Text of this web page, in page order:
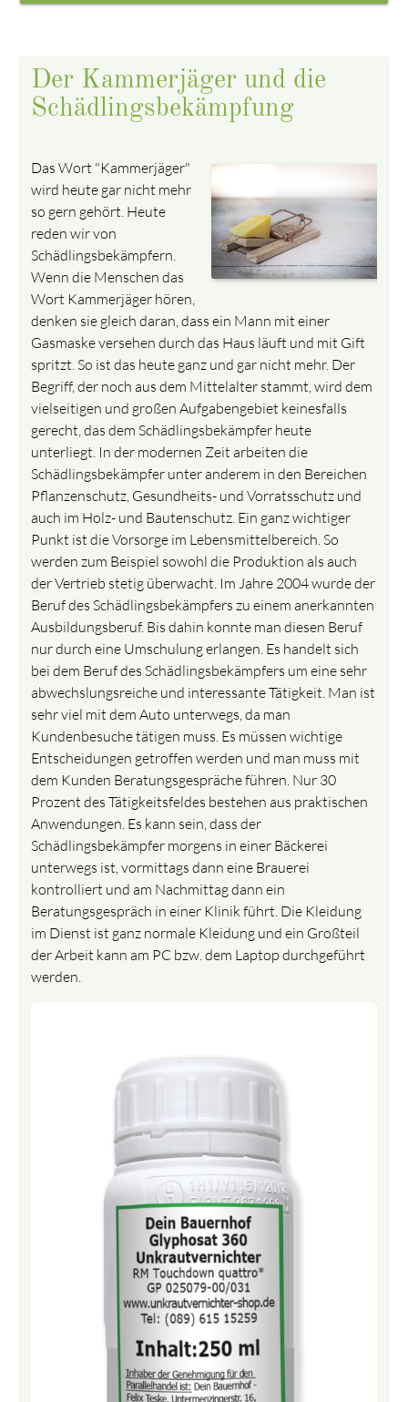
Der Kammerjäger und die
Schädlingsbekämpfung
Das Wort "Kammerjäger"
wird heute gar nicht mehr
so gern gehört. Heute
reden wir von
Schädlingsbekämpfern.
Wenn die Menschen das
Wort Kammerjäger hören,
denken sie gleich daran, dass ein Mann mit einer
Gasmaske versehen durch das Haus läuft und mit Gift
spritzt. So ist das heute ganz und gar nicht mehr. Der
Begriff, der noch aus dem Mittelalter stammt, wird dem
vielseitigen und großen Aufgabengebiet keinesfalls
gerecht, das dem Schädlingsbekämpfer heute
unterliegt. In der modernen Zeit arbeiten die
Schädlingsbekämpfer unter anderem in den Bereichen
Pflanzenschutz, Gesundheits- und Vorratsschutz und
auch im Holz- und Bautenschutz. Ein ganz wichtiger
Punkt ist die Vorsorge im Lebensmittelbereich. So
werden zum Beispiel sowohl die Produktion als auch
der Vertrieb stetig überwacht. Im Jahre 2004 wurde der
Beruf des Schädlingsbekämpfers zu einem anerkannten
Ausbildungsberuf. Bis dahin konnte man diesen Beruf
nur durch eine Umschulung erlangen. Es handelt sich
bei dem Beruf des Schädlingsbekämpfers um eine sehr
abwechslungsreiche und interessante Tätigkeit. Man ist
sehr viel mit dem Auto unterwegs, da man
Kundenbesuche tätigen muss. Es müssen wichtige
Entscheidungen getroffen werden und man muss mit
dem Kunden Beratungsgespräche führen. Nur 30
Prozent des Tätigkeitsfeldes bestehen aus praktischen
Anwendungen. Es kann sein, dass der
Schädlingsbekämpfer morgens in einer Bäckerei
unterwegs ist, vormittags dann eine Brauerei
kontrolliert und am Nachmittag dann ein
Beratungsgespräch in einer Klinik führt. Die Kleidung
im Dienst ist ganz normale Kleidung und ein Großteil
der Arbeit kann am PC bzw. dem Laptop durchgeführt
werden.